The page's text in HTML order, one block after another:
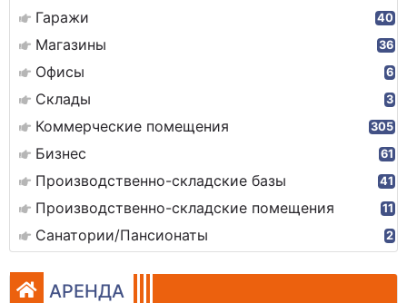
Гаражи 40
Магазины 36
Офисы 6
Склады 3
Коммерческие помещения 305
Бизнес 61
Производственно-складские базы 41
Производственно-складские помещения 11
Санатории/Пансионаты 2
АРЕНДА